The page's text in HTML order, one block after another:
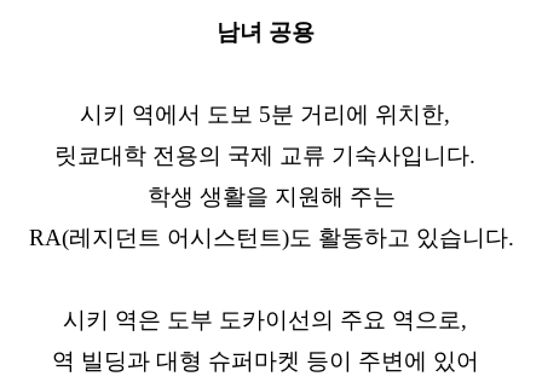
남녀 공용
시키 역에서 도보 5분 거리에 위치한,
릿쿄대학 전용의 국제 교류 기숙사입니다.
학생 생활을 지원해 주는
RA(레지던트 어시스턴트)도 활동하고 있습니다.
시키 역은 도부 도카이선의 주요 역으로,
역 빌딩과 대형 슈퍼마켓 등이 주변에 있어